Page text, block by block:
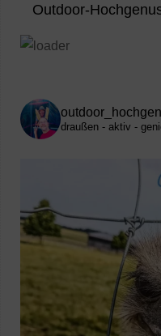
Outdoor-
draußen - aktiv -